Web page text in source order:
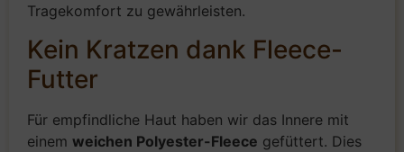
Tragekomfort zu gewährleisten.
Kein Kratzen dank Fleece-
Futter
Für empfindliche Haut haben wir das Innere mit
einem weichen Polyester-Fleece gefüttert. Dies